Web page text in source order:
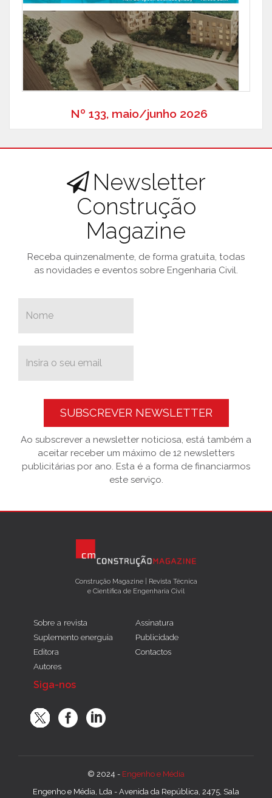
Nº 133, maio/junho 2026
Newsletter
Construção
Magazine
Receba quinzenalmente, de forma gratuita, todas
as novidades e eventos sobre Engenharia Civil.
SUBSCREVER NEWSLETTER
Ao subscrever a newsletter noticiosa, está também a
aceitar receber um máximo de 12 newsletters
publicitárias por ano. Esta é a forma de financiarmos
este serviço.
Construção Magazine | Revista Técnica
e Científica de Engenharia Civil
Sobre a revista
Suplemento energuia
Editora
Autores
Assinatura
Publicidade
Contactos
Siga-nos
© 2024 - Engenho e Média
Engenho e Média, Lda - Avenida da República, 2475, Sala